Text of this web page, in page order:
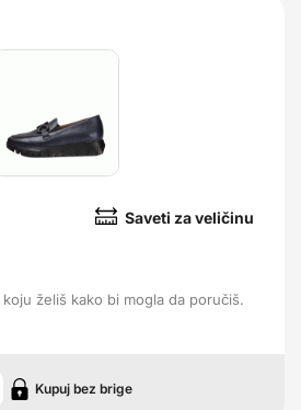
Saveti za veličinu
želiš kako bi mogla da poručiš.
Kupuj bez brige